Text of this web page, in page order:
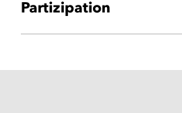
Partizipation